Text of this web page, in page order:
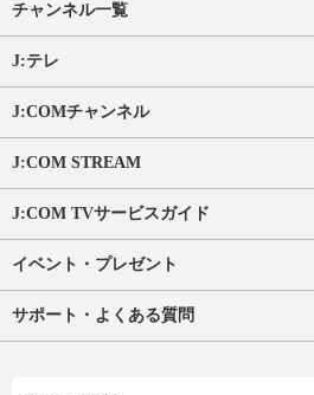
チャンネル一覧
J:テレ
J:COMチャンネル
J:COM STREAM
J:COM TVサービスガイド
イベント・プレゼント
サポート・よくある質問